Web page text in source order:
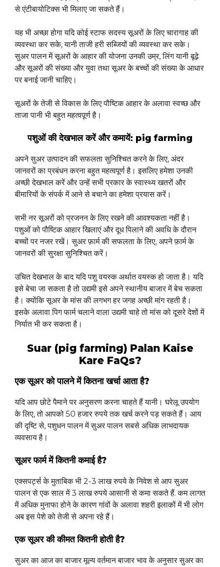
से एंटीबायोटिक्स भी मिलाए जा सकते हैं।
यह भी अच्छा होगा यदि कोई स्टाफ सदस्य सूअरों के लिए चारागाह की
व्यवस्था कर सके, यानी ताजी हरी सब्जियों की व्यवस्था कर सके।
सुअर पालन में सूअरों के आहार की योजना उनकी उम्र, लिंग यानी बूढ़े
और सूअरों की संख्या और युवा तथा सूअर के बच्चों की संख्या के आधार
पर बनाई जानी चाहिए।
सूअरों के तेजी से विकास के लिए पौष्टिक आहार के अलावा स्वच्छ और
ताजा पानी भी बहुत महत्वपूर्ण है।
पशुओं की देखभाल करें और कमायें: pig farming
अपने सुअर उत्पादन की सफलता सुनिश्चित करने के लिए, अंदर
जानवरों का प्रबंधन करना बहुत महत्वपूर्ण है। इसलिए हमेशा उनकी
अच्छी देखभाल करें और उन्हें सभी प्रकार के स्वास्थ्य खतरों और
बीमारियों के संपर्क में आने से बचाने का हमेशा प्रयास करें।
सभी नर सूअरों को प्रजनन के लिए रखने की आवश्यकता नहीं है।
पशुओं को पौष्टिक आहार खिलाएं और दूध पिलाने की अवधि के दौरान
बच्चों पर नजर रखें। सुअर फ़ार्म की सफलता के लिए, अपने फ़ार्म के
जानवरों की सुरक्षा सुनिश्चित करें।
उचित देखभाल के बाद यदि पशु वयस्क अर्थात वयस्क हो जाता है। यदि
इसे बेचा जा सकता है तो उद्यमी इसे अपने स्थानीय बाजार में बेच सकता
है। क्योंकि सूअर के मांस की लगभग हर जगह अच्छी मांग रहती है।
इसके अलावा पिग फार्म चलाने वाला उद्यमी चाहे तो मांस को दूसरे देशों में
निर्यात भी कर सकता है।
Suar (pig farming) Palan Kaise
Kare FaQs?
एक सूअर को पालने में कितना खर्चा आता है?
यदि आप छोटे पैमाने पर अनुसरण करना चाहते हैं यानी। घरेलू उपयोग
के लिए, तो आपको 50 हजार रुपये तक खर्च करने पड़ सकते हैं। आय
की दृष्टि से, पशुधन पालन में सुअर पालन सबसे अधिक लाभदायक
व्यवसाय है।
सूअर फार्म में कितनी कमाई है?
एक्सपर्ट्स के मुताबिक भी 2-3 लाख रुपये के निवेश से आप सुअर
पालन से एक साल में 3 लाख रुपये आसानी से कमा सकते हैं. कम लागत
में अधिक मुनाफा होने के कारण गांवों के अलावा शहरी इलाकों में भी लोग
अब इस पेशे को तेजी से अपना रहे हैं।
एक सूअर की कीमत कितनी होती है?
सुअर का आज का बाजार मूल्य वर्तमान बाजार भाव के अनुसार सुअर का